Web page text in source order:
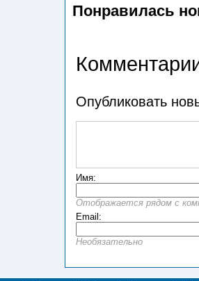
Понравилась
Опубликовать
Имя:
Отображается рядом с
Email:
Необязательно